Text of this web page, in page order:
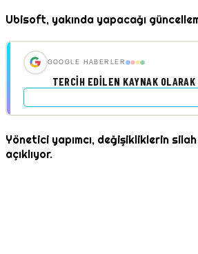
Ubisoft, yakında yapacağı
GOOGLE HABERLER
TERCIH EDILEN KAYNAK
Yönetici yapımcı, değişikliklerin
açıklıyor.